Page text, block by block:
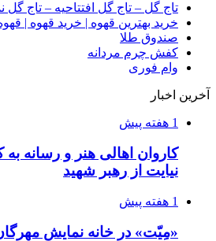
تاج گل – تاج گل افتتاحیه – تاج گل
خرید بهترین قهوه | خرید قهوه |
صندوق طلا
کفش چرم مردانه
وام فوری
آخرین اخبار
1 هفته پیش
کاروان اهالی هنر و رسانه به
نیایت از رهبر شهید
1 هفته پیش
«مِیّت» در خانه نمایش